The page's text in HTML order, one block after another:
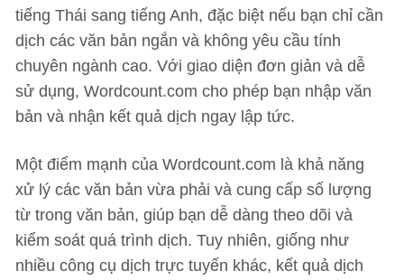
tiếng Thái sang tiếng Anh, đặc biệt nếu bạn chỉ cần
dịch các văn bản ngắn và không yêu cầu tính
chuyên ngành cao. Với giao diện đơn giản và dễ
sử dụng, Wordcount.com cho phép bạn nhập văn
bản và nhận kết quả dịch ngay lập tức.
Một điểm mạnh của Wordcount.com là khả năng
xử lý các văn bản vừa phải và cung cấp số lượng
từ trong văn bản, giúp bạn dễ dàng theo dõi và
kiểm soát quá trình dịch. Tuy nhiên, giống như
nhiều công cụ dịch trực tuyến khác, kết quả dịch